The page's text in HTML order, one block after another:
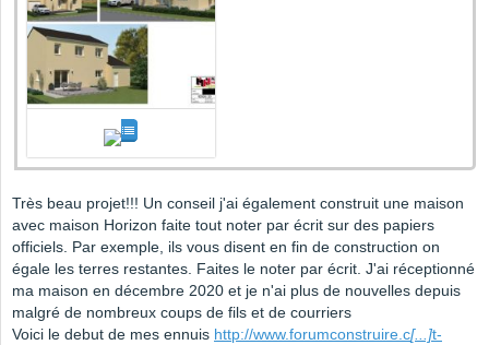
Très beau projet!!! Un conseil j'ai également construit une maison
avec maison Horizon faite tout noter par écrit sur des papiers
officiels. Par exemple, ils vous disent en fin de construction on
égale les terres restantes. Faites le noter par écrit. J'ai réceptionné
ma maison en décembre 2020 et je n'ai plus de nouvelles depuis
malgré de nombreux coups de fils et de courriers
Voici le debut de mes ennuis http://www.forumconstruire.c[...]t-